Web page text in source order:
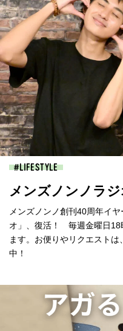
LIFESTYLE
メンズノンノラジ
メンズノンノ創刊40周年イ
オ」、復活！ 毎週金曜日18
ます。お便りやリクエスト
中！